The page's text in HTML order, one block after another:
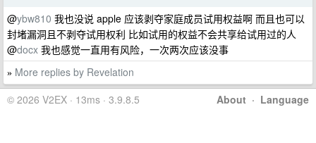
@ybw810 我也没说 apple 应该剥夺家庭成员试用权益啊 而且也可以
封堵漏洞且不剥夺试用权利 比如试用的权益不会共享给试用过的人
@docx 我也感觉一直用有风险，一次两次应该没事
» More replies by Revelation
About · Language
© 2026 V2EX · 13ms · 3.9.8.5